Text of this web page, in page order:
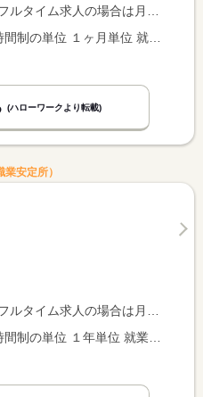
額）、パート求人の場合は時間額を表示しています。
(ハローワークより転載)
安定所）
額）、パート求人の場合は時間額を表示しています。